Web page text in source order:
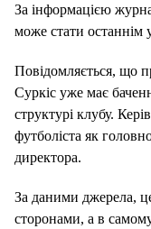
За інформацією
може стати останнім
Повідомляється, що
Суркіс уже має
структурі клубу.
футболіста як
директора.
За даними джерела,
сторонами, а в